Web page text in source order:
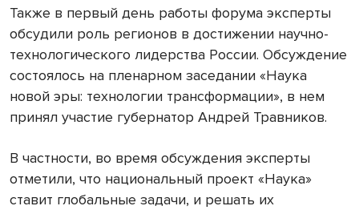
Также в первый день работы форума эксперты
обсудили роль регионов в достижении научно-
технологического лидерства России. Обсуждение
состоялось на пленарном заседании «Наука
новой эры: технологии трансформации», в нем
принял участие губернатор Андрей Травников.
В частности, во время обсуждения эксперты
отметили, что национальный проект «Наука»
ставит глобальные задачи, и решать их